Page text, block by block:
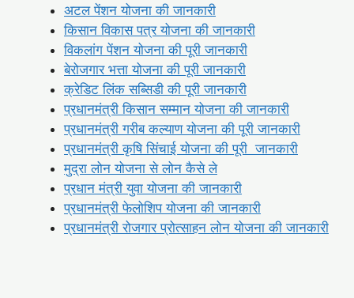
अटल पेंशन योजना की जानकारी
किसान विकास पत्र योजना की जानकारी
विकलांग पेंशन योजना की पूरी जानकारी
बेरोजगार भत्ता योजना की पूरी जानकारी
क्रेडिट लिंक सब्सिडी की पूरी जानकारी
प्रधानमंत्री किसान सम्मान योजना की जानकारी
प्रधानमंत्री गरीब कल्याण योजना की पूरी जानकारी
प्रधानमंत्री कृषि सिंचाई योजना की पूरी जानकारी
मुद्रा लोन योजना से लोन कैसे ले
प्रधान मंत्री युवा योजना की जानकारी
प्रधानमंत्री फेलोशिप योजना की जानकारी
प्रधानमंत्री रोजगार प्रोत्साहन लोन योजना की जानकारी